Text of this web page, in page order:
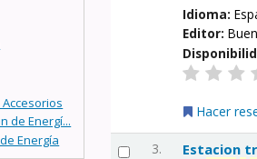
de Energí...
Energía
Idioma:
Editor:
Hacer
3. Estacion